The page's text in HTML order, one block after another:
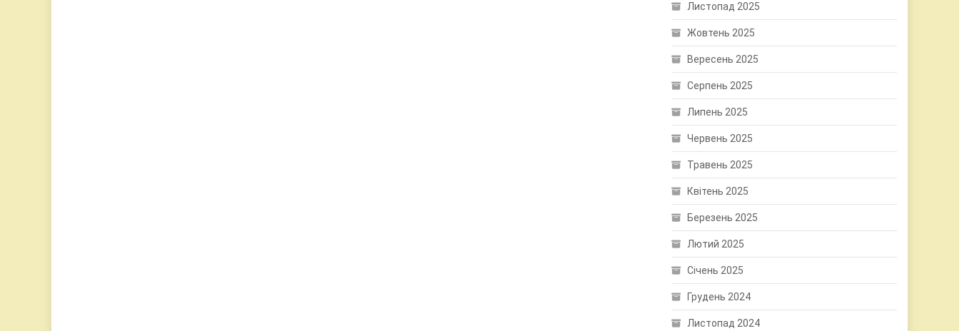
Листопад 2025
Жовтень 2025
Вересень 2025
Серпень 2025
Липень 2025
Червень 2025
Травень 2025
Квітень 2025
Березень 2025
Лютий 2025
Січень 2025
Грудень 2024
Листопад 2024